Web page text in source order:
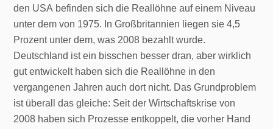
den USA befinden sich die Reallöhne auf einem Niveau
unter dem von 1975. In Großbritannien liegen sie 4,5
Prozent unter dem, was 2008 bezahlt wurde.
Deutschland ist ein bisschen besser dran, aber wirklich
gut entwickelt haben sich die Reallöhne in den
vergangenen Jahren auch dort nicht. Das Grundproblem
ist überall das gleiche: Seit der Wirtschaftskrise von
2008 haben sich Prozesse entkoppelt, die vorher Hand